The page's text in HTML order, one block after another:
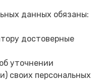
данных обязаны:
достоверные
уточнении
своих персональных